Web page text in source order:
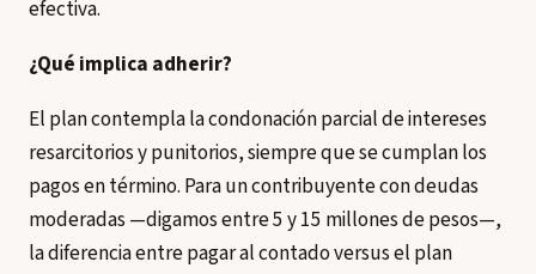
efectiva.
¿Qué implica adherir?
El plan contempla la condonación parcial de intereses
resarcitorios y punitorios, siempre que se cumplan los
pagos en término. Para un contribuyente con deudas
moderadas —digamos entre 5 y 15 millones de pesos—,
la diferencia entre pagar al contado versus el plan